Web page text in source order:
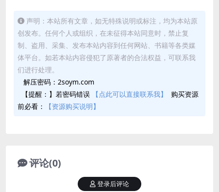
声明：本站所有文章，如无特殊说明或标注，均为本站原
创发布。任何个人或组织，在未征得本站同意时，禁止复
制、盗用、采集、发布本站内容到任何网站、书籍等各类媒
体平台。如若本站内容侵犯了原著者的合法权益，可联系我
们进行处理。
解压密码：2soym.com
【提醒：】若密码错误
【点此可以直接联系我】
购买资源
前必看：
【资源购买说明】
评论(0)
登录后评论